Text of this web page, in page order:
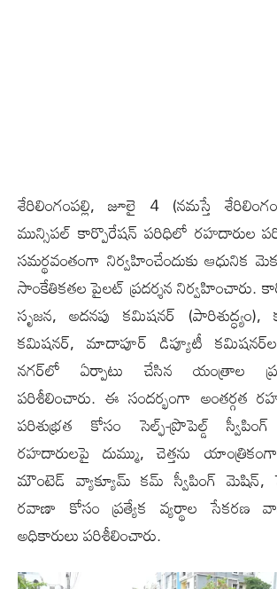
శేరిలింగంపల్లి, జూలై 4 (న‌మ‌స్తే
మున్సిపల్ కార్పొరేషన్ పరిధిలో రహదారుల
సమర్థవంతంగా నిర్వహించేందుకు ఆధునిక
సాంకేతికతల పైలట్ ప్రదర్శన నిర్వహించారు.
సృజ‌న‌, అదనపు కమిషనర్
కమిషనర్, మాదాపూర్ డిప్యూటీ
నగర్‌లో ఏర్పాటు చేసిన యంత్రాల
పరిశీలించారు. ఈ సందర్భంగా అంతర్గత
పరిశుభ్రత కోసం సెల్ఫ్-ప్రొపెల్డ్
రహదారులపై దుమ్ము, చెత్తను
మౌంటెడ్ వ్యాక్యూమ్ కమ్ స్వీపింగ్ మెషిన్,
రవాణా కోసం ప్రత్యేక వ్యర్థాల సేకరణ
అధికారులు పరిశీలించారు.